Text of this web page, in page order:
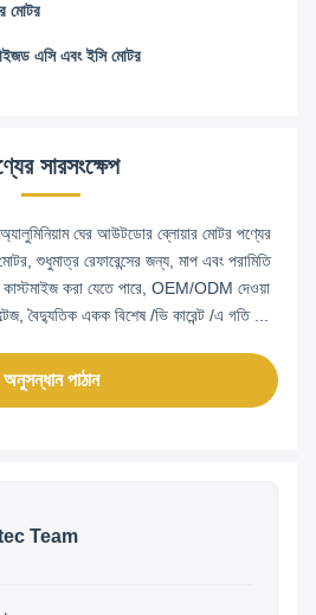
মোটর
এসি এবং ইসি মোটর
সারসংক্ষেপ
ঘের আউটডোর ব্লোয়ার মোটর পণ্যের
শুধুমাত্র রেফারেন্সের জন্য, মাপ এবং পরামিতি
কাস্টমাইজ করা যেতে পারে, OEM/ODM দেওয়া
বৈদ্যুতিক একক বিশেষ /ভি কারেন্ট /এ গতি ...
অনুসন্ধান পাঠান
Team